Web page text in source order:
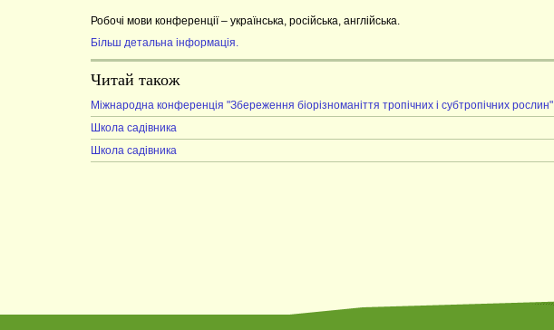
Робочі мови конференції – українська, російська, англійська.
Більш детальна інформація.
Читай також
Міжнародна конференція "Збереження біорізноманіття тропічних і субтропічних рослин"
Школа садівника
Школа садівника